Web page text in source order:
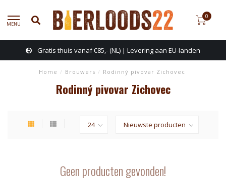
MENU
0
Gratis thuis vanaf €85,- (NL) | Levering aan EU-landen
Home / Brouwers / Rodinný pivovar Zichovec
Rodinný pivovar Zichovec
Geen producten gevonden!